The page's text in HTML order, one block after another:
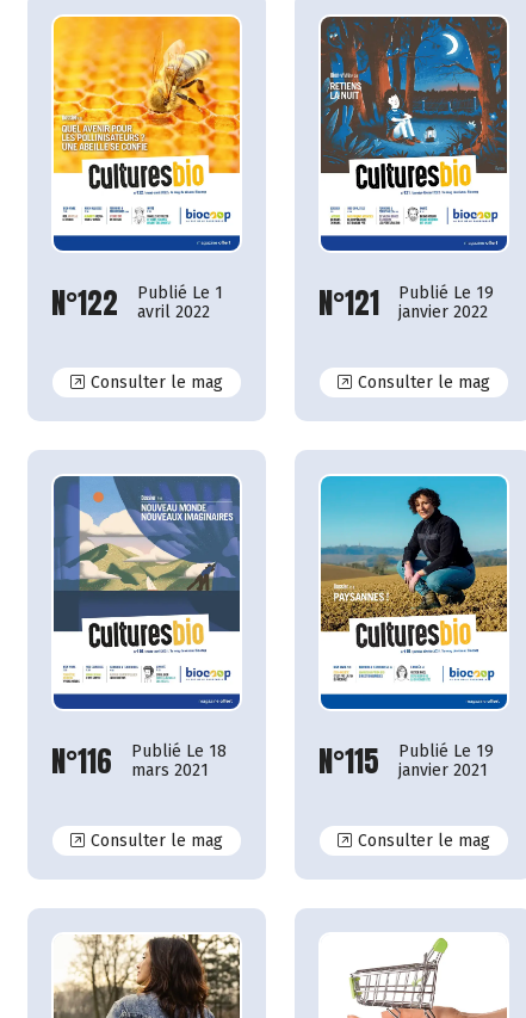
N°122
Publié Le 1
avril 2022
Consulter le magN°122
N°121
Publié Le 19
janvier 2022
Consulter le magN°121
N°116
Publié Le 18
mars 2021
Consulter le magN°116
N°115
Publié Le 19
janvier 2021
Consulter le magN°115